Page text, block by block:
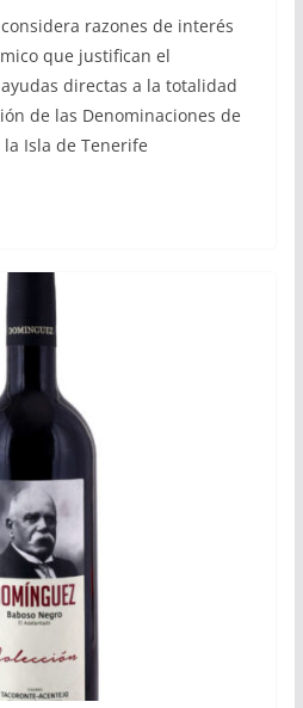
razones de interés
que justifican el
directas a la totalidad
de las Denominaciones de
Isla de Tenerife